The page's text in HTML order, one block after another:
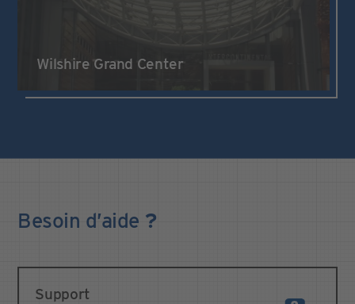
Wilshire Grand Center
Besoin d’aide ?
Support